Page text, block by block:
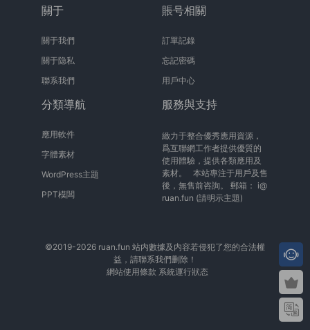
關于
關于我們
關于隐私
聯系我們
賬号相關
訂單記錄
忘記密碼
用戶中心
分類導航
應用軟件
字體素材
WordPress主題
PPT模闆
服務與支持
緻力于整合優秀應用資源，
爲互聯網工作者提供優質的
使用體驗，提供各類應用及
素材。 本站專注于用戶及售
後，無售前咨詢。 郵箱： i@
ruan.fun (請明示主題)
©2019-2026 ruan.fun 站内數據及内容若侵犯了您的合法權
益，請聯系我們删除！
網站使用條款 系統運行狀态